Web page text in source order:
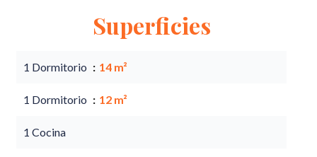
Superficies
1 Dormitorio 14 m²
1 Dormitorio 12 m²
1 Cocina